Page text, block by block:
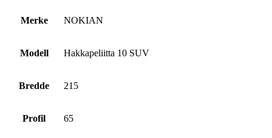
Merke NOKIAN
Modell Hakkapeliitta 10 SUV
Bredde 215
Profil 65